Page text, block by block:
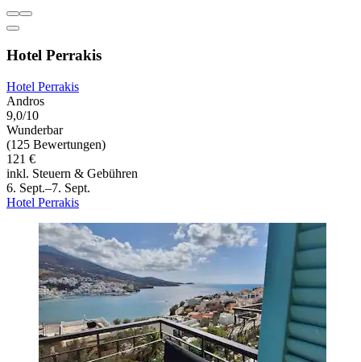
Hotel Perrakis
Hotel Perrakis
Andros
9,0/10
Wunderbar
(125 Bewertungen)
121 €
inkl. Steuern & Gebühren
6. Sept.–7. Sept.
Hotel Perrakis